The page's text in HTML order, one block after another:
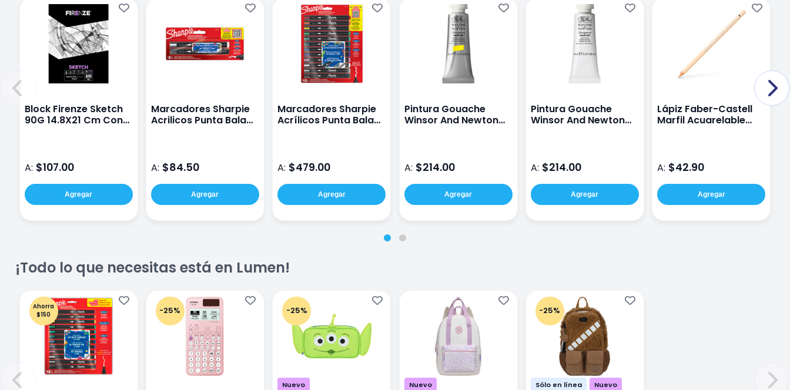
Block Firenze Sketch
90G 14.8X21 Cm Con
A: $107.00
Agregar
Marcadores Sharpie
Acrilicos Punta Bala
A: $84.50
Agregar
Marcadores Sharpie
Acrílicos Punta Bala
A: $479.00
Agregar
Pintura Gouache
Winsor And Newton
A: $214.00
Agregar
Pintura Gouache
Winsor And Newton
A: $214.00
Agregar
Lápiz Faber-Castell
Marfil Acuarelable
A: $42.90
Agregar
¡Todo lo que necesitas está en Lumen!
Ahorra
$150
-25% -25%
Nuevo Nuevo
-25%
Sólo en línea Nuevo